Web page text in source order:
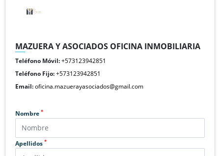
MAZUERA Y ASOCIADOS OFICINA INMOBILIARIA
Teléfono Móvil:+573123942851
Teléfono Fijo:+573123942851
Email:oficina.mazuerayasociados@gmail.com
Nombre *
Apellidos *